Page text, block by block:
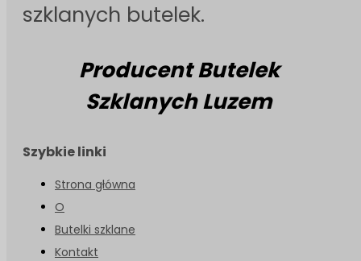
szklanych butelek.
Producent Butelek
Szklanych Luzem
Szybkie linki
Strona główna
O
Butelki szklane
Kontakt